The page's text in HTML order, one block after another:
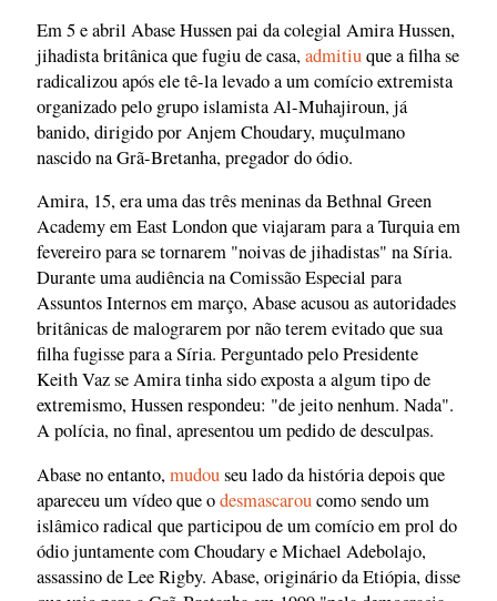
Em 5 e abril Abase Hussen pai da colegial Amira Hussen,
jihadista britânica que fugiu de casa,admitiuque a filha se
radicalizou após ele tê-la levado a um comício extremista
organizado pelo grupo islamista Al-Muhajiroun, já
banido, dirigido por Anjem Choudary, muçulmano
nascido na Grã-Bretanha, pregador do ódio.
Amira, 15, era uma das três meninas da Bethnal Green
Academy em East London que viajaram para a Turquia em
fevereiro para se tornarem "noivas de jihadistas" na Síria.
Durante uma audiência na Comissão Especial para
Assuntos Internos em março, Abase acusou as autoridades
britânicas de malograrem por não terem evitado que sua
filha fugisse para a Síria. Perguntado pelo Presidente
Keith Vaz se Amira tinha sido exposta a algum tipo de
extremismo, Hussen respondeu: "de jeito nenhum. Nada".
A polícia, no final, apresentou um pedido de desculpas.
Abase no entanto,mudouseu lado da história depois que
apareceu um vídeo que odesmascaroucomo sendo um
islâmico radical que participou de um comício em prol do
ódio juntamente com Choudary e Michael Adebolajo,
assassino de Lee Rigby. Abase, originário da Etiópia, disse